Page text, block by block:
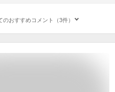
のおすすめコメント（3件）